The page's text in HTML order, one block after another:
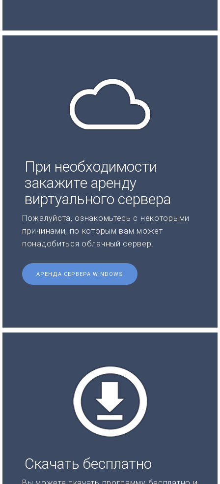
При необходимости
закажите аренду
виртуального сервера
Пожалуйста, ознакомьтесь с некоторыми
причинами, по которым вам может
понадобиться облачный сервер.
АРЕНДА СЕРВЕРА WINDOWS
Скачать бесплатно